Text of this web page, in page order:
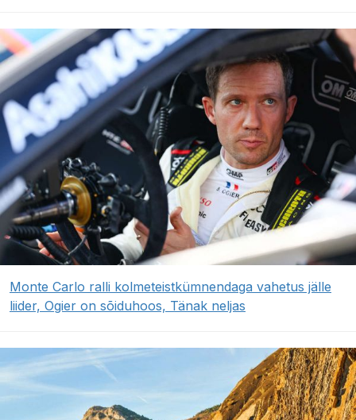
Monte Carlo ralli kolmeteistkümnendaga vahetus jälle
liider, Ogier on sõiduhoos, Tänak neljas